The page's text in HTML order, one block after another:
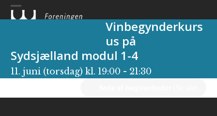
Skip
to
Vinbegynderkurs
us på
Sydsjælland modul 1-4
11. juni (torsdag) kl. 19:00 - 21:30